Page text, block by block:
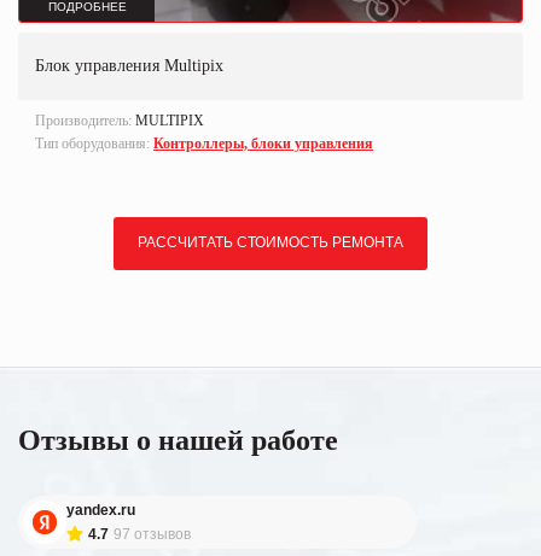
ПОДРОБНЕЕ
Блок управления Multipix
Производитель: MULTIPIX
Тип оборудования: Контроллеры, блоки управления
РАССЧИТАТЬ СТОИМОСТЬ РЕМОНТА
Отзывы о нашей работе
yandex.ru
4.7 97 отзывов